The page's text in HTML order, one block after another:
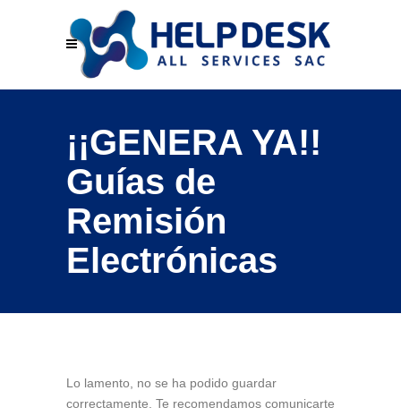
¡¡GENERA YA!!
Guías de
Remisión
Electrónicas
Lo lamento, no se ha podido guardar
correctamente. Te recomendamos comunicarte